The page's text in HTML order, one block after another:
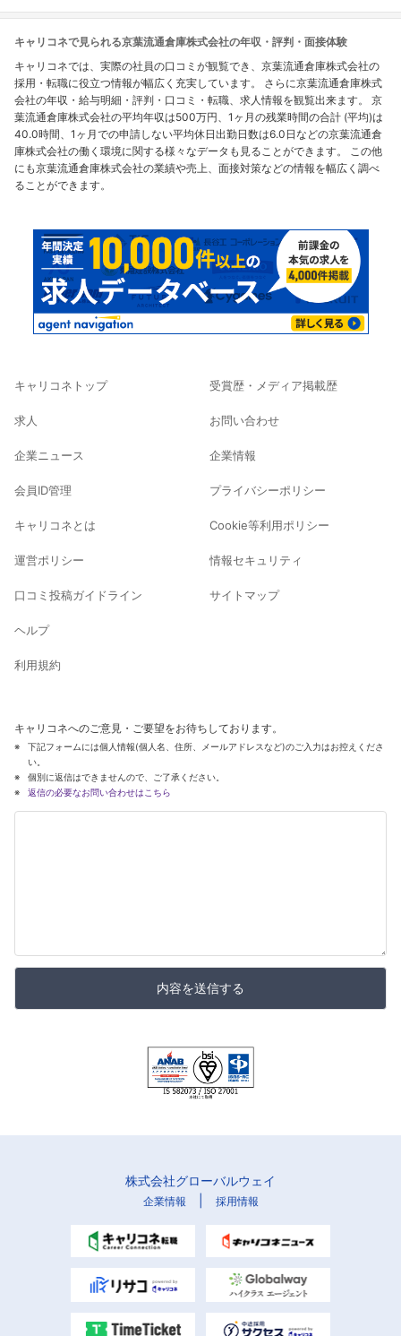
キャリコネで見られる京葉流通倉庫株式会社の年収・評判・面接体験
キャリコネでは、実際の社員の口コミが観覧でき、京葉流通倉庫株式会社の
採用・転職に役立つ情報が幅広く充実しています。 さらに京葉流通倉庫株式
会社の年収・給与明細・評判・口コミ・転職、求人情報を観覧出来ます。 京
葉流通倉庫株式会社の平均年収は500万円、1ヶ月の残業時間の合計 (平均)は
40.0時間、1ヶ月での申請しない平均休日出勤日数は6.0日などの京葉流通倉
庫株式会社の働く環境に関する様々なデータも見ることができます。 この他
にも京葉流通倉庫株式会社の業績や売上、面接対策などの情報を幅広く調べ
ることができます。
キャリコネトップ
求人
企業ニュース
会員ID管理
キャリコネとは
運営ポリシー
口コミ投稿ガイドライン
ヘルプ
利用規約
受賞歴・メディア掲載歴
お問い合わせ
企業情報
プライバシーポリシー
Cookie等利用ポリシー
情報セキュリティ
サイトマップ
キャリコネへのご意見・ご要望をお待ちしております。
下記フォームには個人情報(個人名、住所、メールアドレスなど)のご入力はお控えくださ
い。
個別に返信はできませんので、ご了承ください。
返信の必要なお問い合わせはこちら
内容を送信する
株式会社グローバルウェイ
企業情報 採用情報